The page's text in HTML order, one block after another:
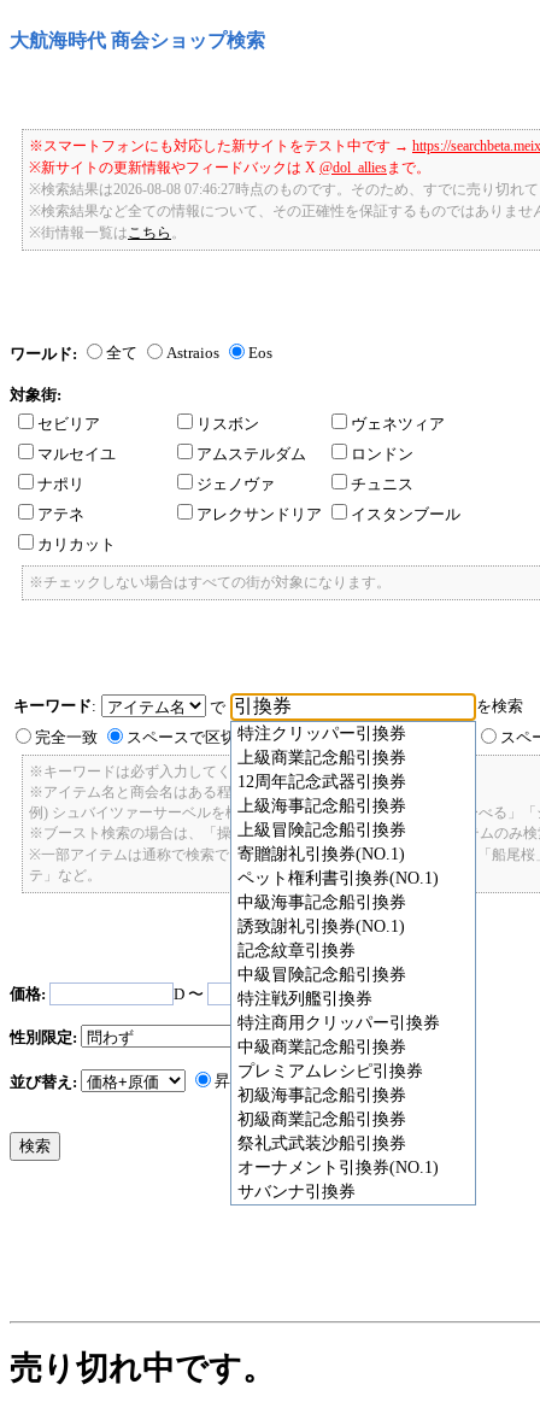
大航海時代 商会ショップ検索
※スマートフォンにも対応した新サイトをテスト中です → https://
※新サイトの更新情報やフィードバックは X @dol_alliesまで。
※検索結果は2026-08-08 07:46:27時点のものです。そのため、すでに売り切れ
※検索結果など全ての情報について、その正確性を保証するものではありませ
※街情報一覧は こちら
ワールド: 全て Astraios Eos
対象街:
セビリア
リスボン
ヴェネツィア
マルセイユ
アムステルダム
ロンドン
ナポリ
ジェノヴァ
チュニス
アテネ
アレクサンドリア
イスタンブール
カリカット
※チェックしない場合はすべての街が対象になります。
キーワード:
で
特注クリッパー引換券
上級商業記念船引換券
12周年記念武器引換券
上級海事記念船引換券
上級冒険記念船引換券
寄贈謝礼引換券(NO.1)
ペット権利書引換券(NO.1)
中級海事記念船引換券
誘致謝礼引換券(NO.1)
記念紋章引換券
中級冒険記念船引換券
特注戦列艦引換券
特注商用クリッパー引換券
中級商業記念船引換券
プレミアムレシピ引換券
初級海事記念船引換券
初級商業記念船引換券
祭礼式武装沙船引換券
オーナメント引換券(NO.1)
サバンナ引換券
を検索
完全一致
スペースで区切ったキーワードのいずれかを含む スペ
※キーワードは必ず入力してください。
※アイテム名と商会名はある程度曖昧に検索できます。
例) シュバイツァーサーベルを検索したい場合: 「しゅばいつあーさーべる」
※ブースト検索の場合は、「操舵+2」で検索すると、操舵+2のアイテムのみ
※一部アイテムは通称で検索できます。「カテ1」「C1」「ロット1」「船尾
テ」など。
価格: D 〜 D
性別限定:
並び替え: 昇順 降順
売り切れ中です。